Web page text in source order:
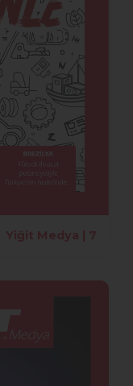
Yiğit Medya | 7